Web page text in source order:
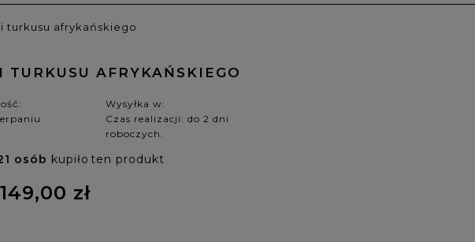
Opinie Trustmate
turkusu afrykańskiego
AFRYKAŃSKIEGO
Wysyłka w:
Czas realizacji: do 2 dni
roboczych.
osób kupiło ten produkt
149,00 zł